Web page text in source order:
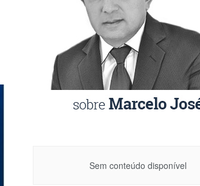
Sem conteúdo disponível